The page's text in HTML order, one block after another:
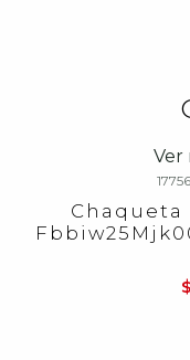
Ver
-64%